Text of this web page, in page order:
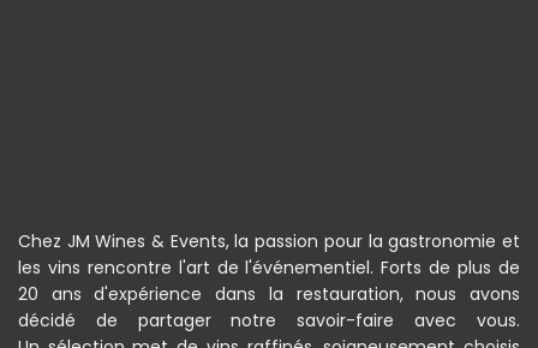
Chez JM Wines & Events, la passion pour la gastronomie et
les vins rencontre l'art de l'événementiel. Forts de plus de
20 ans d'expérience dans la restauration, nous avons
décidé de partager notre savoir-faire avec vous.